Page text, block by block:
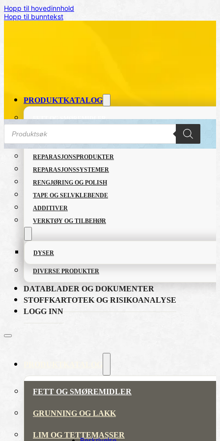
Hopp til hovedinnhold
Hopp til bunntekst
PRODUKTKATALOG
FETT OG SMØREMIDLER
GRUNNING OG LAKK
LIM OG TETTEMASSER
REPARASJONSPRODUKTER
REPARASJONSSYSTEMER
RENGJØRING OG POLISH
TAPE OG SELVKLEBENDE
ADDITIVER
VERKTØY OG TILBEHØR
DYSER
DIVERSE PRODUKTER
DATABLADER OG DOKUMENTER
STOFFKARTOTEK OG RISIKOANALYSE
LOGG INN
FETT OG SMØREMIDLER
GRUNNING OG LAKK
LIM OG TETTEMASSER
Products
search
Hjem/SERTIFISERINGER